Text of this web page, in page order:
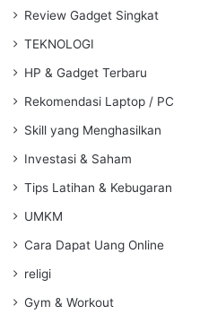
Review Gadget Singkat
TEKNOLOGI
HP & Gadget Terbaru
Rekomendasi Laptop / PC
Skill yang Menghasilkan
Investasi & Saham
Tips Latihan & Kebugaran
UMKM
Cara Dapat Uang Online
religi
Gym & Workout